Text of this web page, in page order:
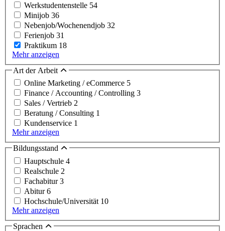
Werkstudentenstelle 54
Minijob 36
Nebenjob/Wochenendjob 32
Ferienjob 31
Praktikum 18
Mehr anzeigen
Art der Arbeit
Online Marketing / eCommerce 5
Finance / Accounting / Controlling 3
Sales / Vertrieb 2
Beratung / Consulting 1
Kundenservice 1
Mehr anzeigen
Bildungsstand
Hauptschule 4
Realschule 2
Fachabitur3
Abitur6
Hochschule/Universität 10
Mehr anzeigen
Sprachen